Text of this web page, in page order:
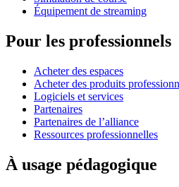
Équipement de streaming
Pour les professionnels
Acheter des espaces
Acheter des produits
Logiciels et services
Partenaires
Partenaires de l’alliance
Ressources professionnelles
À usage pédagogique